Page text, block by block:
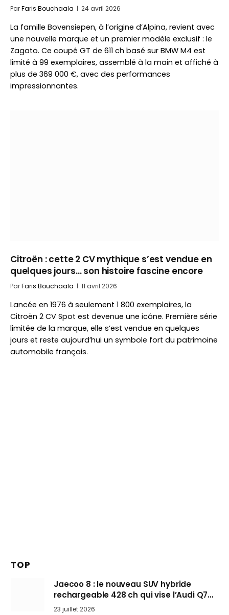
ParFaris Bouchaala 24 avril 2026
La famille Bovensiepen, à l’origine d’Alpina, revient avec
une nouvelle marque et un premier modèle exclusif : le
Zagato. Ce coupé GT de 611 ch basé sur BMW M4 est
limité à 99 exemplaires, assemblé à la main et affiché à
plus de 369 000 €, avec des performances
impressionnantes.
Citroën : cette 2 CV mythique s’est vendue en
quelques jours… son histoire fascine encore
ParFaris Bouchaala 11 avril 2026
Lancée en 1976 à seulement 1 800 exemplaires, la
Citroën 2 CV Spot est devenue une icône. Première série
limitée de la marque, elle s’est vendue en quelques
jours et reste aujourd’hui un symbole fort du patrimoine
automobile français.
TOP
Jaecoo 8 : le nouveau SUV hybride
rechargeable 428 ch qui vise l’Audi Q7
arrive en Europe cet automne
23 juillet 2026